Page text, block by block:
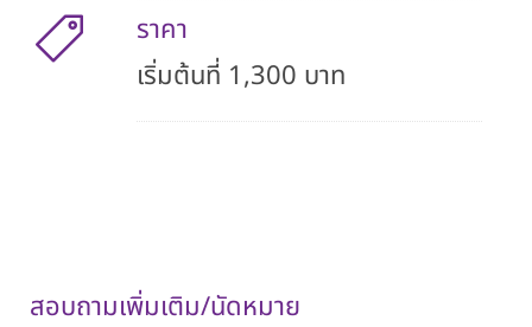
ราคา
เริ่มต้นที่ 1,300 บาท
สอบถามเพิ่มเติม/นัดหมาย